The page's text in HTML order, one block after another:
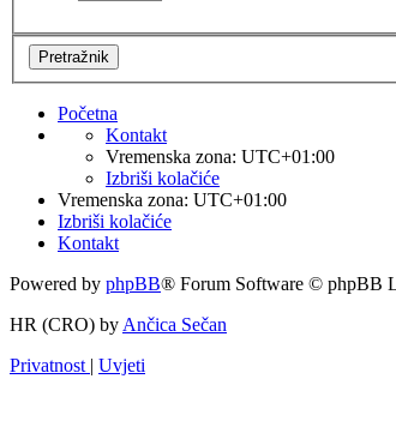
Početna
Kontakt
Vremenska zona: UTC+01:00
Izbriši kolačiće
Vremenska zona: UTC+01:00
Izbriši kolačiće
Kontakt
Powered by phpBB® Forum Software © phpBB
HR (CRO) by Ančica Sečan
Privatnost | Uvjeti